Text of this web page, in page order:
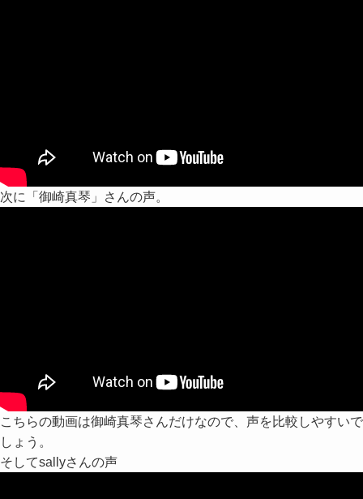
次に「御崎真琴」さんの声。
こちらの動画は御崎真琴さんだけなので、声を比較しやすいで
しょう。
そしてsallyさんの声